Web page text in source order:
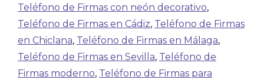
Teléfono de Firmas con neón decorativo,
Teléfono de Firmas en Cádiz, Teléfono de Firmas
en Chiclana, Teléfono de Firmas en Málaga,
Teléfono de Firmas en Sevilla, Teléfono de
Firmas moderno, Teléfono de Firmas para